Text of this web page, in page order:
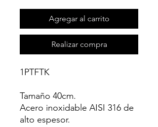
Agregar al carrito
Realizar compra
1PTFTK
Tamaño 40cm.
Acero inoxidable AISI 316 de
alto espesor.